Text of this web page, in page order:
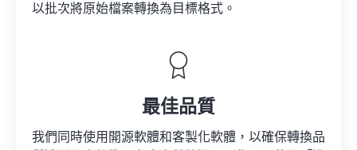
以批次將原始檔案轉換為目標格式。
最佳品質
我們同時使用開源軟體和客製化軟體，以確保轉換品